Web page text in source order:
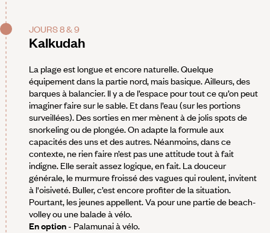
JOURS 8 & 9
Kalkudah
La plage est longue et encore naturelle. Quelque
équipement dans la partie nord, mais basique. Ailleurs, des
barques à balancier. Il y a de l’espace pour tout ce qu’on peut
imaginer faire sur le sable. Et dans l’eau (sur les portions
surveillées). Des sorties en mer mènent à de jolis spots de
snorkeling ou de plongée. On adapte la formule aux
capacités des uns et des autres. Néanmoins, dans ce
contexte, ne rien faire n’est pas une attitude tout à fait
indigne. Elle serait assez logique, en fait. La douceur
générale, le murmure froissé des vagues qui roulent, invitent
à l'oisiveté. Buller, c’est encore profiter de la situation.
Pourtant, les jeunes appellent. Va pour une partie de beach-
volley ou une balade à vélo.
En option- Palamunai à vélo.